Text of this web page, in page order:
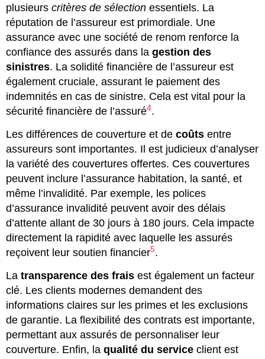
plusieurs critères de sélection essentiels. La
réputation de l’assureur est primordiale. Une
assurance avec une société de renom renforce la
confiance des assurés dans la gestion des
sinistres. La solidité financière de l’assureur est
également cruciale, assurant le paiement des
indemnités en cas de sinistre. Cela est vital pour la
sécurité financière de l’assuré4.
Les différences de couverture et de coûts entre
assureurs sont importantes. Il est judicieux d’analyser
la variété des couvertures offertes. Ces couvertures
peuvent inclure l’assurance habitation, la santé, et
même l’invalidité. Par exemple, les polices
d’assurance invalidité peuvent avoir des délais
d’attente allant de 30 jours à 180 jours. Cela impacte
directement la rapidité avec laquelle les assurés
reçoivent leur soutien financier5.
La transparence des frais est également un facteur
clé. Les clients modernes demandent des
informations claires sur les primes et les exclusions
de garantie. La flexibilité des contrats est importante,
permettant aux assurés de personnaliser leur
couverture. Enfin, la qualité du service client est